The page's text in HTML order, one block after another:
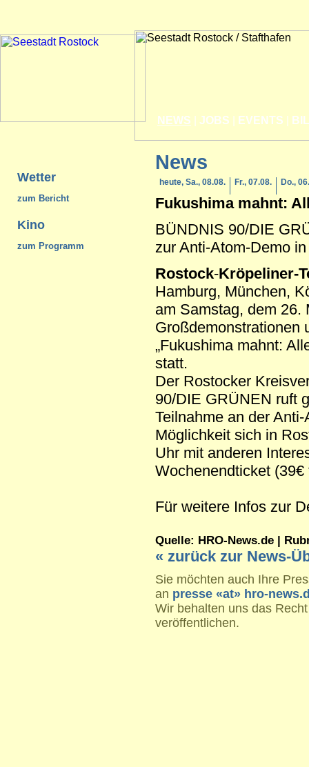
NEWS JOBS EVENTS
Wetter
zum Bericht
Kino
zum Programm
News
heute, Sa., 08.08. Fr., 07.08. Do.,
Fukushima mahnt:
BÜNDNIS 90/DIE
zur Anti-Atom-Demo
Rostock-Kröpeliner-
Hamburg, München,
am Samstag, dem 26.
Großdemonstrationen
„Fukushima mahnt:
statt.
Der Rostocker
90/DIE GRÜNEN ruft
Teilnahme an der
Möglichkeit sich in
Uhr mit anderen
Wochenendticket
Für weitere Infos zur
Quelle: HRO-News.de |
« zurück zur News-
Sie möchten auch Ihre
an presse «at» hro-
Wir behalten uns das
veröffentlichen.